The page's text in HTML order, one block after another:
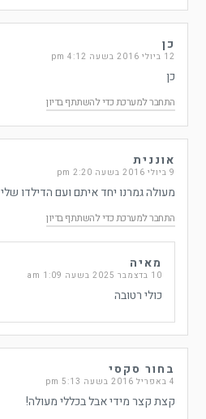
כן
12 ביולי 2016 בשעה 4:12 pm
כן
התחבר למערכת כדי להשתתף בדיון
אוננית
9 ביולי 2016 בשעה 2:20 pm
מעולה גמרנו יחד איתם ועם הדילדו שלי
התחבר למערכת כדי להשתתף בדיון
מאיה
10 בדצמבר 2025 בשעה 1:09 am
כולי רטובה
בחור סקסי
4 באפריל 2016 בשעה 5:13 pm
קצת קצר מידי אבל בכללי מעולה!